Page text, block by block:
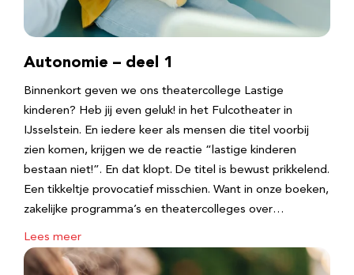
Autonomie – deel 1
Binnenkort geven we ons theatercollege Lastige
kinderen? Heb jij even geluk! in het Fulcotheater in
IJsselstein. En iedere keer als mensen die titel voorbij
zien komen, krijgen we de reactie “lastige kinderen
bestaan niet!”. En dat klopt. De titel is bewust prikkelend.
Een tikkeltje provocatief misschien. Want in onze boeken,
zakelijke programma’s en theatercolleges over…
Lees meer